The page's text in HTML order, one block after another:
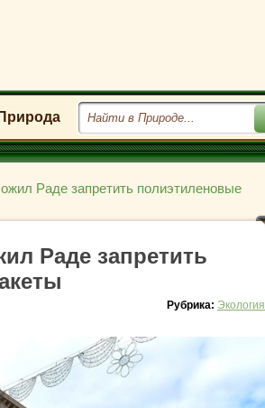
Природа
Раде запретить полиэтиленовые
Раде запретить
Рубрика: Экология